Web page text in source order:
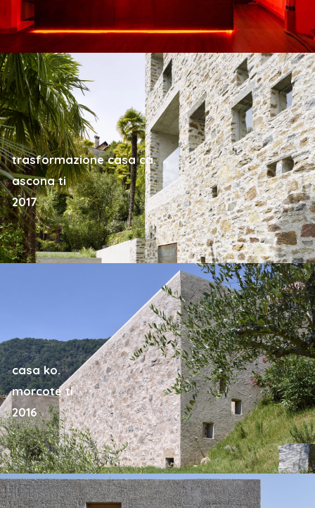
trasformazione casa ca.
ascona ti
2017
casa ko.
morcote ti
2016